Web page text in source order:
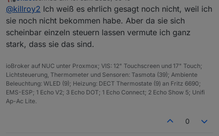
2023-01-17 21:02:54.023 warn State attribute
wled.0
wled.0
2023-01-17 21:02:54.020 warn State attribute
wled.0
weiteren Signale durchgibt. Ich sehe da mehrere
parallele Verzweigungen im Strang, oder laufen die
doch in einer langen Reihe?
Offline zuletzt editiert von
@killroy2 Ich weiß es ehrlich gesagt noch nicht, weil ich
sie noch nicht bekommen habe. Aber da sie sich
scheinbar einzeln steuern lassen vermute ich ganz
stark, dass sie das sind.
ioBroker auf NUC unter Proxmox; VIS: 12" Touchscreen und 17" Touch;
Lichtsteuerung, Thermometer und Sensoren: Tasmota (39); Ambiente
Beleuchtung: WLED (9); Heizung: DECT Thermostate (9) an Fritz 6690;
EMS-ESP; 1 Echo V2; 3 Echo DOT; 1 Echo Connect; 2 Echo Show 5; Unifi
Ap-Ac Lite.
0